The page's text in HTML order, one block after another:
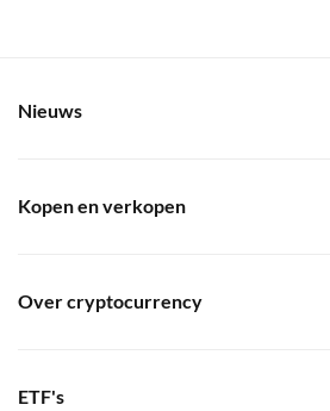
Nieuws
Kopen en verkopen
Over cryptocurrency
ETF's